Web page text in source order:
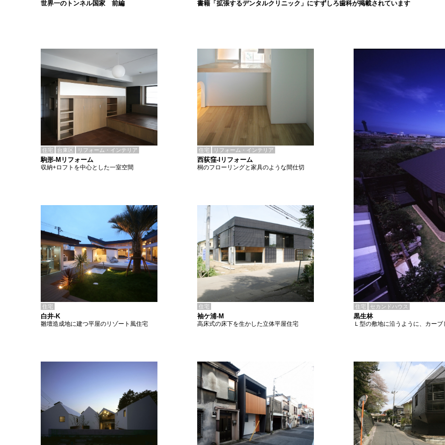
書籍「拡張するデンタルクリニック」にすずしろ歯科が掲載されています
世界一のトンネル国家 前編
住宅 台東区 リフォーム・インテリア
駒形-Mリフォーム
収納+ロフトを中心とした一室空間
住宅 リフォーム・インテリア
西荻窪-Iリフォーム
桐のフローリングと家具のような間仕切
住宅
白井-K
雛壇造成地に建つ平屋のリゾート風住宅
住宅
袖ケ浦-M
高床式の床下を生かした立体平屋住宅
住宅 セカンドハウス
黒生林
Ｌ型の敷地に沿うように、カーブ